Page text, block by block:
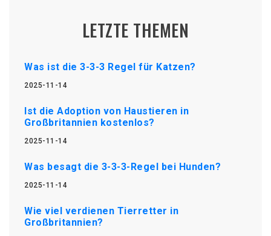
LETZTE THEMEN
Was ist die 3-3-3 Regel für Katzen?
2025-11-14
Ist die Adoption von Haustieren in
Großbritannien kostenlos?
2025-11-14
Was besagt die 3-3-3-Regel bei Hunden?
2025-11-14
Wie viel verdienen Tierretter in
Großbritannien?